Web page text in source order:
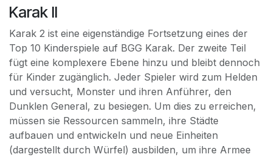
Karak II
Karak 2 ist eine eigenständige Fortsetzung eines der
Top 10 Kinderspiele auf BGG Karak. Der zweite Teil
fügt eine komplexere Ebene hinzu und bleibt dennoch
für Kinder zugänglich. Jeder Spieler wird zum Helden
und versucht, Monster und ihren Anführer, den
Dunklen General, zu besiegen. Um dies zu erreichen,
müssen sie Ressourcen sammeln, ihre Städte
aufbauen und entwickeln und neue Einheiten
(dargestellt durch Würfel) ausbilden, um ihre Armee